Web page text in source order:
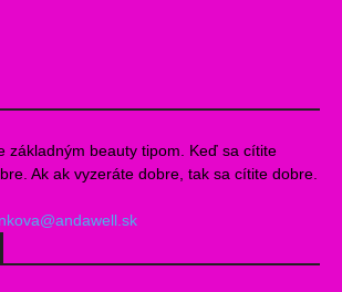
základným beauty tipom. Keď sa cítite
Ak ak vyzeráte dobre, tak sa cítite dobre.